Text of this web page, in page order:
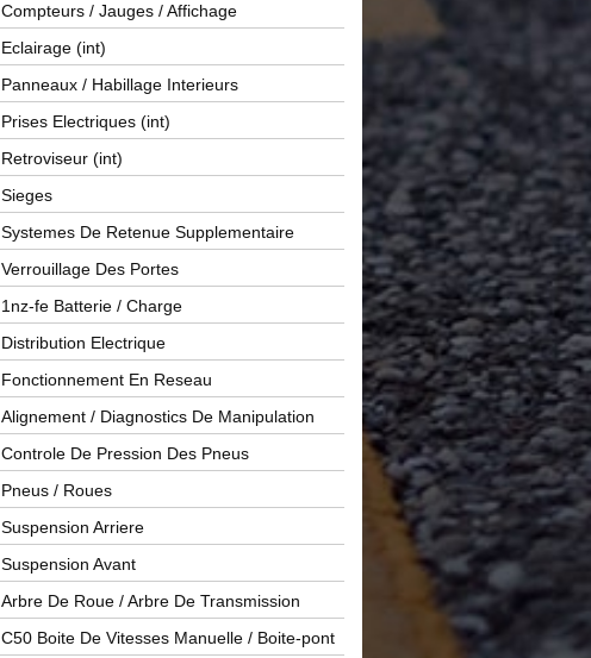
Compteurs / Jauges / Affichage
Eclairage (int)
Panneaux / Habillage Interieurs
Prises Electriques (int)
Retroviseur (int)
Sieges
Systemes De Retenue Supplementaire
Verrouillage Des Portes
1nz-fe Batterie / Charge
Distribution Electrique
Fonctionnement En Reseau
Alignement / Diagnostics De Manipulation
Controle De Pression Des Pneus
Pneus / Roues
Suspension Arriere
Suspension Avant
Arbre De Roue / Arbre De Transmission
C50 Boite De Vitesses Manuelle / Boite-pont